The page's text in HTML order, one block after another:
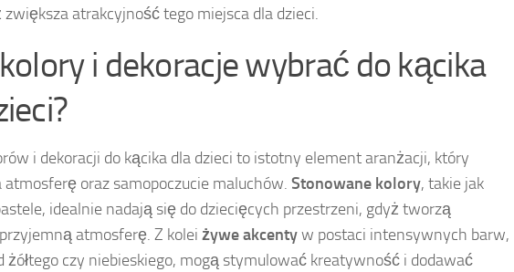
atrakcyjność tego miejsca dla dzieci.
i dekoracje wybrać do kącika
i dekoracji do kącika dla dzieci to istotny element aranżacji, który
atmosferę oraz samopoczucie maluchów. Stonowane kolory, takie jak
idealnie nadają się do dziecięcych przestrzeni, gdyż tworzą
atmosferę. Z kolei żywe akcentyw postaci intensywnych barw,
żółtego czy niebieskiego, mogą stymulować kreatywność i dodawać